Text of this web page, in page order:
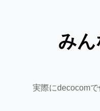
み
実際にdecocom